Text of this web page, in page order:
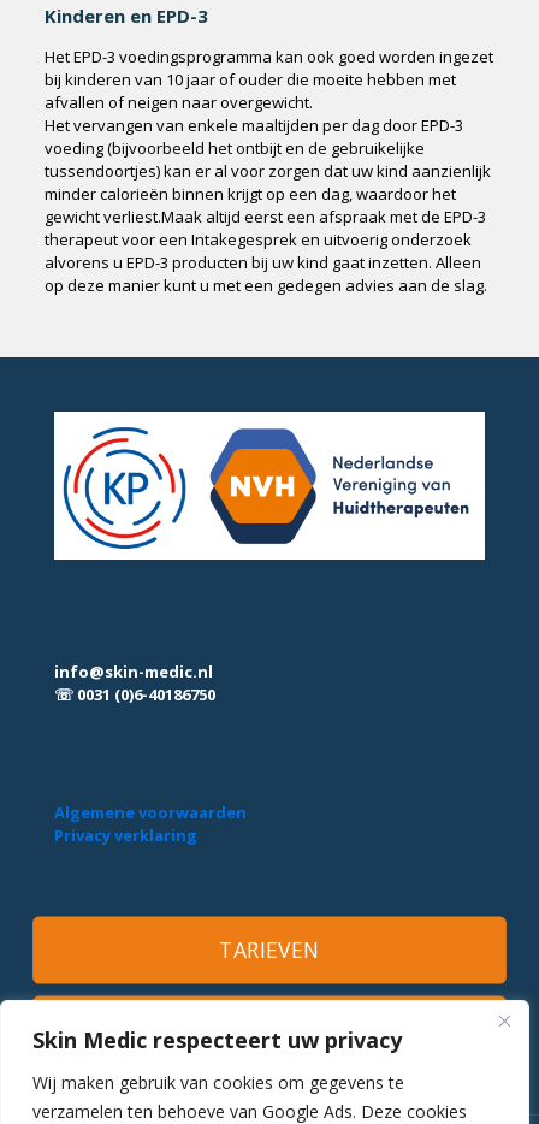
Skin Medic respecteert uw privacy
Wij maken gebruik van cookies om gegevens te
verzamelen ten behoeve van Google Ads. Deze cookies
Kinderen en EPD-3
Het EPD-3 voedingsprogramma kan ook goed worden ingezet
bij kinderen van 10 jaar of ouder die moeite hebben met
afvallen of neigen naar overgewicht.
Het vervangen van enkele maaltijden per dag door EPD-3
voeding (bijvoorbeeld het ontbijt en de gebruikelijke
tussendoortjes) kan er al voor zorgen dat uw kind aanzienlijk
minder calorieën binnen krijgt op een dag, waardoor het
gewicht verliest.Maak altijd eerst een afspraak met de EPD-3
therapeut voor een Intakegesprek en uitvoerig onderzoek
alvorens u EPD-3 producten bij uw kind gaat inzetten. Alleen
op deze manier kunt u met een gedegen advies aan de slag.
info@skin-medic.nl
☏ 0031 (0)6-40186750
Algemene voorwaarden
Privacy verklaring
TARIEVEN
MAAK EEN AFSPRAAK